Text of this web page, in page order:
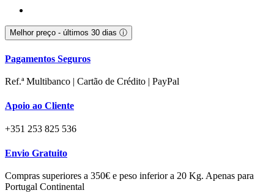
5G
3mk
Case
Melhor preço - últimos 30 dias ⓘ
Pagamentos Seguros
Ref.ª Multibanco | Cartão de Crédito | PayPal
Apoio ao Cliente
+351 253 825 536
Envio Gratuito
Compras superiores a 350€ e peso inferior a 20 Kg. Apenas para
Portugal Continental